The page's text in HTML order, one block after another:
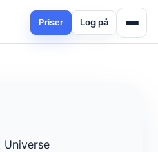
Priser Log på